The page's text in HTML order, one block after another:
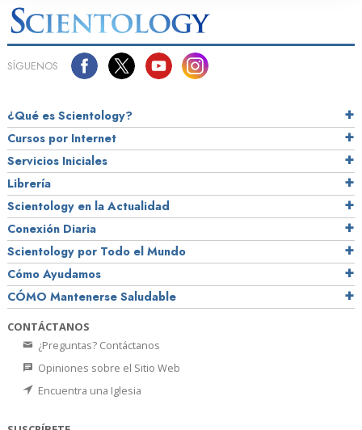
SÍGUENOS
¿Qué es Scientology?
Cursos por Internet
Servicios Iniciales
Librería
Scientology en la Actualidad
Conexión Diaria
Scientology por Todo el Mundo
Cómo Ayudamos
CÓMO Mantenerse Saludable
CONTÁCTANOS
¿Preguntas? Contáctanos
Opiniones sobre el Sitio Web
Encuentra una Iglesia